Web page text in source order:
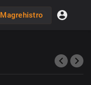
Magrehistro